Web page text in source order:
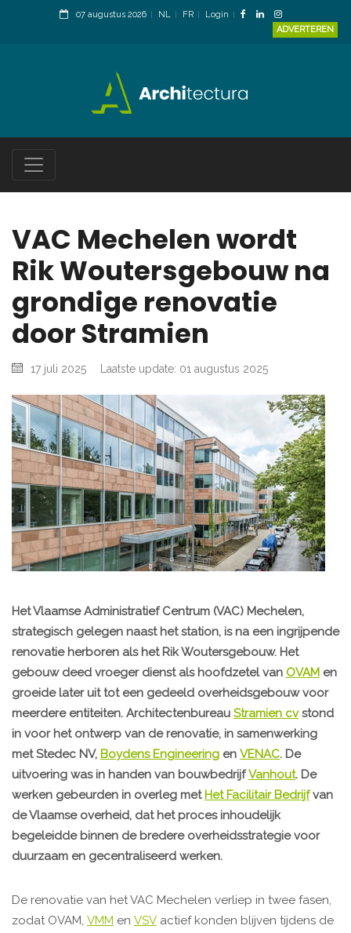
07 augustus 2026 NL FR
Login
ADVERTEREN
VAC Mechelen wordt
Rik Woutersgebouw na
grondige renovatie
door Stramien
17 juli 2025 Laatste update: 01 augustus 2025
Het Vlaamse Administratief Centrum (VAC) Mechelen,
strategisch gelegen naast het station, is na een ingrijpende
renovatie herboren als het Rik Woutersgebouw. Het
gebouw deed vroeger dienst als hoofdzetel van OVAM en
groeide later uit tot een gedeeld overheidsgebouw voor
meerdere entiteiten. Architectenbureau Stramien cvstond
in voor het ontwerp van de renovatie, in samenwerking
met Stedec NV, Boydens Engineering en VENAC. De
uitvoering was in handen van bouwbedrijfVanhout. De
werken gebeurden in overleg met Het Facilitair Bedrijfvan
de Vlaamse overheid, dat het proces inhoudelijk
begeleidde binnen de bredere overheidsstrategie voor
duurzaam en gecentraliseerd werken.
De renovatie van het VAC Mechelen verliep in twee fasen,
zodat OVAM, VMM en VSV actief konden blijven tijdens de